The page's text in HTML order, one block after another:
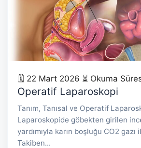
🗓 22 Mart 2026 ⏳ Okuma
Operatif Laparoskopi
Tanım, Tanısal ve Operatif
Laparoskopide göbekten girilen
yardımıyla karın boşluğu CO2 gazı
Takiben...